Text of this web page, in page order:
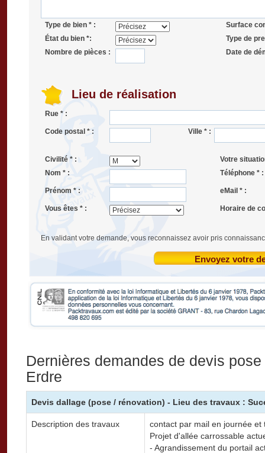
Type de bien * :
Surface
État du bien *:
Type de
Nombre de pièces :
Date de
Lieu de réalisation
Rue * :
Code postal * : Ville * :
Civilité * :
Votre
Nom * :
Téléphone * :
Prénom * : eMail * :
Vous êtes * : Horaire de
En validant votre demande, vous reconnaissez avoir pris
Envoyez votre
Dernières demandes de devis
Erdre
Devis dallage (pose / rénovation) - Lieu des travaux :
Description des travaux
contact par mail en journée
Projet d'allée carrossable
- Agrandissement du portail